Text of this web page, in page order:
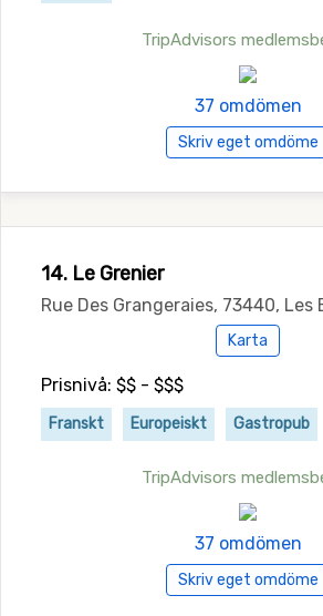
TripAdvisors
37 omdömen
Skriv eget omdöme
14. Le Grenier
Rue Des Grangeraies, 73440, Les
Karta
Prisnivå: $$ - $$$
Franskt Europeiskt Gastropub
TripAdvisors
37 omdömen
Skriv eget omdöme